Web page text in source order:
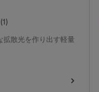
(1)
拡散光を作り出す軽量